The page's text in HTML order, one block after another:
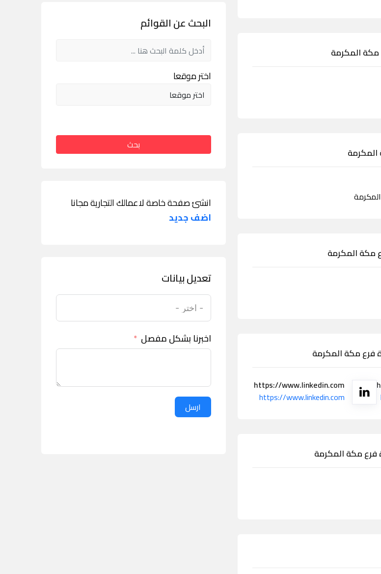
المكرمة
مكة المكرمة
فرع مكة المكرمة
https://www.linkedin.com
https://www.linkedin.com
فرع مكة المكرمة
البحث عن القوائم
اختر موقعا
بحث
انشئ صفحة خاصة لاعمالك التجارية مجانا
اضف جديد
تعديل بيانات
اخبرنا بشكل مفصل
ارسل